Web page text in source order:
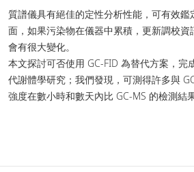
質譜儀具有絕佳的定性分析性能，可有效
面，如果污染物在儀器中累積，更新調校
會有很大變化。
本文探討可否使用 GC-FID 為替代方案，完
代謝體學研究；我們發現，可測得許多與
強度在數小時和數天內比 GC-MS 的檢測結